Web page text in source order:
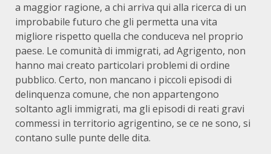
a maggior ragione, a chi arriva qui alla ricerca di un
improbabile futuro che gli permetta una vita
migliore rispetto quella che conduceva nel proprio
paese. Le comunità di immigrati, ad Agrigento, non
hanno mai creato particolari problemi di ordine
pubblico. Certo, non mancano i piccoli episodi di
delinquenza comune, che non appartengono
soltanto agli immigrati, ma gli episodi di reati gravi
commessi in territorio agrigentino, se ce ne sono, si
contano sulle punte delle dita.